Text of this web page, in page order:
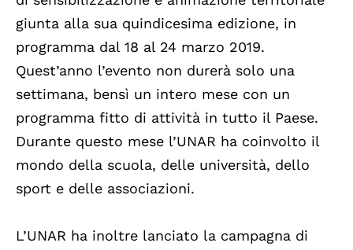
giunta alla sua quindicesima edizione, in
programma dal 18 al 24 marzo 2019.
Quest’anno l’evento non durerà solo una
settimana, bensì un intero mese con un
programma fitto di attività in tutto il Paese.
Durante questo mese l’UNAR ha coinvolto il
mondo della scuola, delle università, dello
sport e delle associazioni.
L’UNAR ha inoltre lanciato la campagna di